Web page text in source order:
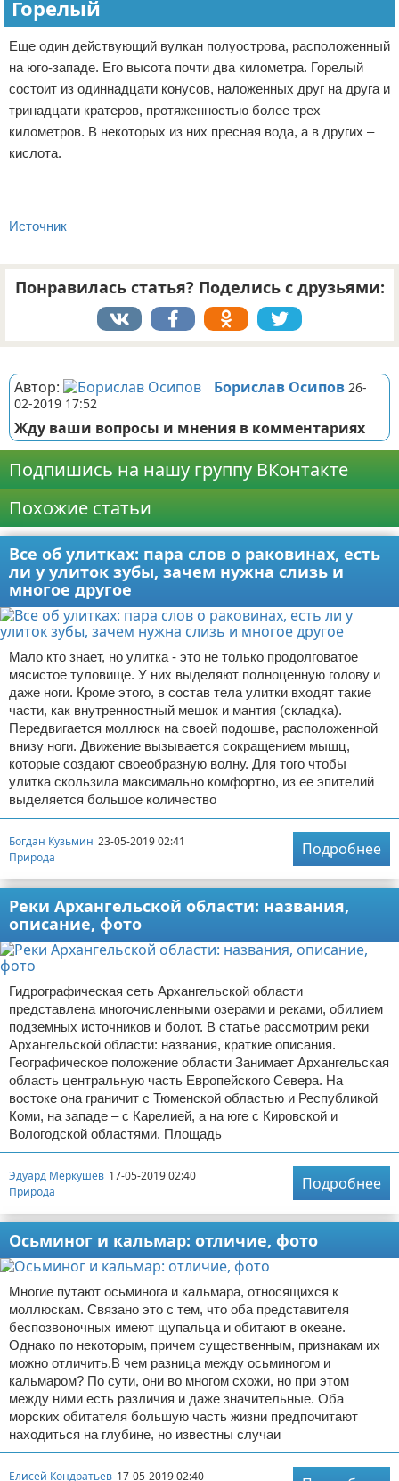
Горелый
Еще один действующий вулкан полуострова, расположенный
на юго-западе. Его высота почти два километра. Горелый
состоит из одиннадцати конусов, наложенных друг на друга и
тринадцати кратеров, протяженностью более трех
километров. В некоторых из них пресная вода, а в других –
кислота.
Источник
Понравилась статья? Поделись с друзьями:
Автор: Борислав Осипов 26-
02-2019 17:52
Жду ваши вопросы и мнения в комментариях
Подпишись на нашу группу ВКонтакте
Похожие статьи
Все об улитках: пара слов о раковинах, есть
ли у улиток зубы, зачем нужна слизь и
многое другое
Мало кто знает, но улитка - это не только продолговатое
мясистое туловище. У них выделяют полноценную голову и
даже ноги. Кроме этого, в состав тела улитки входят такие
части, как внутренностный мешок и мантия (складка).
Передвигается моллюск на своей подошве, расположенной
внизу ноги. Движение вызывается сокращением мышц,
которые создают своеобразную волну. Для того чтобы
улитка скользила максимально комфортно, из ее эпителий
выделяется большое количество
Богдан Кузьмин 23-05-2019 02:41
Природа
Подробнее
Реки Архангельской области: названия,
описание, фото
Гидрографическая сеть Архангельской области
представлена многочисленными озерами и реками, обилием
подземных источников и болот. В статье рассмотрим реки
Архангельской области: названия, краткие описания.
Географическое положение области Занимает Архангельская
область центральную часть Европейского Севера. На
востоке она граничит с Тюменской областью и Республикой
Коми, на западе – с Карелией, а на юге с Кировской и
Вологодской областями. Площадь
Эдуард Меркушев 17-05-2019 02:40
Природа
Подробнее
Осьминог и кальмар: отличие, фото
Многие путают осьминога и кальмара, относящихся к
моллюскам. Связано это с тем, что оба представителя
беспозвоночных имеют щупальца и обитают в океане.
Однако по некоторым, причем существенным, признакам их
можно отличить.В чем разница между осьминогом и
кальмаром? По сути, они во многом схожи, но при этом
между ними есть различия и даже значительные. Оба
морских обитателя большую часть жизни предпочитают
находиться на глубине, но известны случаи
Елисей Кондратьев 17-05-2019 02:40